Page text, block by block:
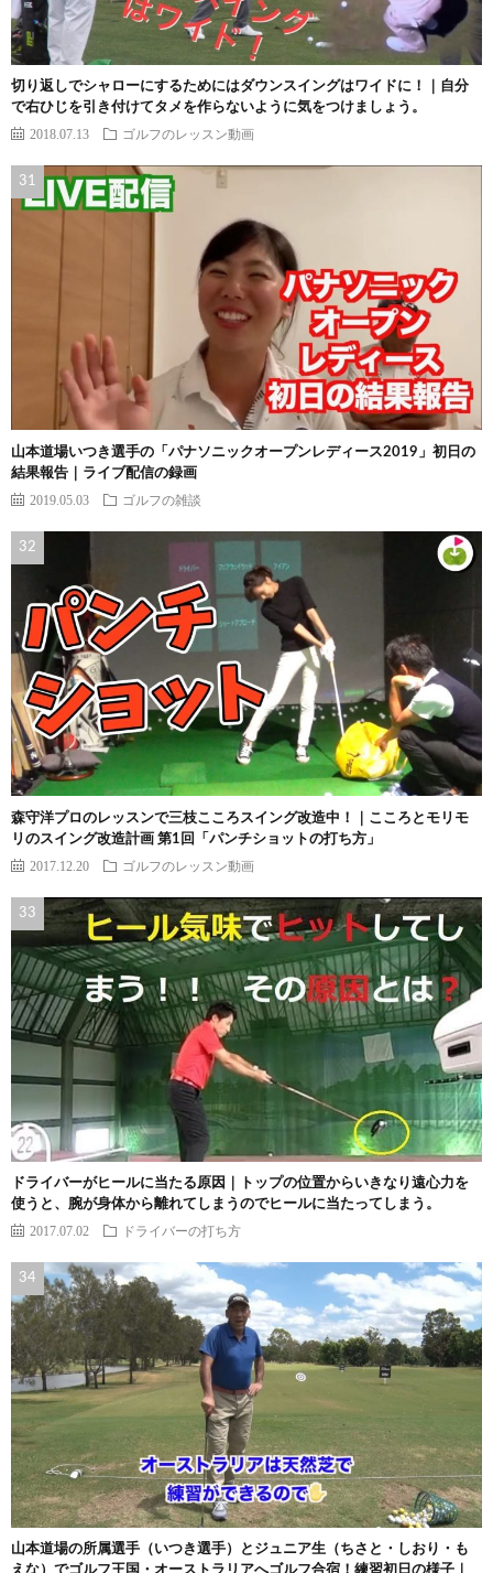
切り返しでシャローにするためにはダウンスイングはワイドに！｜自分
で右ひじを引き付けてタメを作らないように気をつけましょう。
2018.07.13 ゴルフのレッスン動画
山本道場いつき選手の「パナソニックオープンレディース2019」初日の
結果報告｜ライブ配信の録画
2019.05.03 ゴルフの雑談
森守洋プロのレッスンで三枝こころスイング改造中！｜こころとモリモ
リのスイング改造計画 第1回「パンチショットの打ち方」
2017.12.20 ゴルフのレッスン動画
ドライバーがヒールに当たる原因｜トップの位置からいきなり遠心力を
使うと、腕が身体から離れてしまうのでヒールに当たってしまう。
2017.07.02 ドライバーの打ち方
山本道場の所属選手（いつき選手）とジュニア生（ちさと・しおり・も